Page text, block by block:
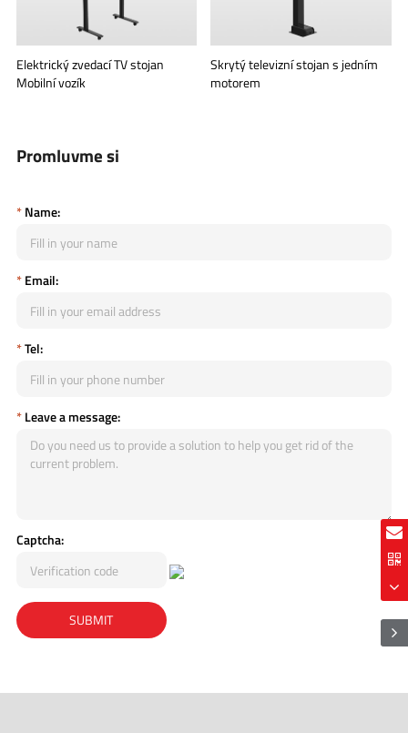
Elektrický zvedací TV stojan
Mobilní vozík
Skrytý televizní stojan s jedním
motorem
Promluvme si
*Name:
*Email:
*Tel:
*Leave a message:
Captcha: